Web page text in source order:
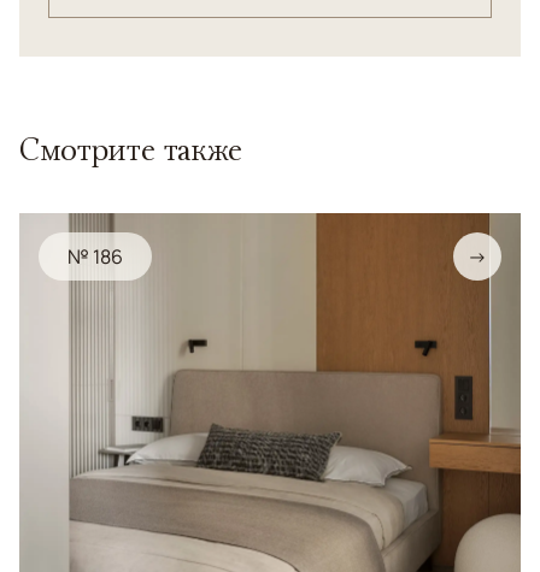
Смотрите также
№ 186 →